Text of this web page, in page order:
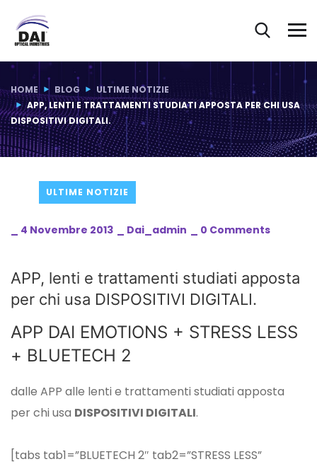
Blog Post
HOME BLOG
ULTIME NOTIZIE
APP, LENTI E TRATTAMENTI STUDIATI APPOSTA PER CHI USA
DISPOSITIVI DIGITALI.
ULTIME NOTIZIE
4 Novembre 2013 Dai_admin 0 Comments
APP, lenti e trattamenti studiati apposta
per chi usa DISPOSITIVI DIGITALI.
APP DAI EMOTIONS + STRESS LESS
+ BLUETECH 2
dalle APP alle lenti e trattamenti studiati apposta
per chi usa DISPOSITIVI DIGITALI.
[tabs tab1=”BLUETECH 2″ tab2=”STRESS LESS”